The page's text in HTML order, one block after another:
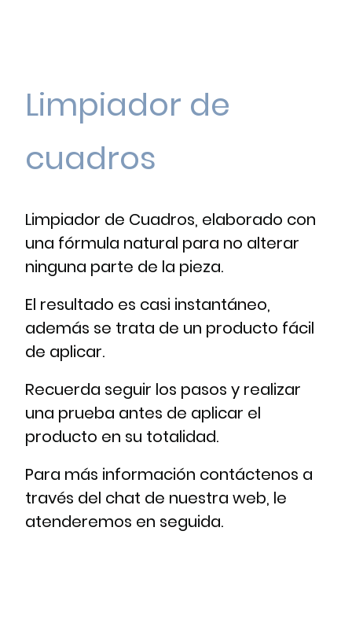
Limpiador de
cuadros
Limpiador de Cuadros, elaborado con
una fórmula natural para no alterar
ninguna parte de la pieza.
El resultado es casi instantáneo,
además se trata de un producto fácil
de aplicar.
Recuerda seguir los pasos y realizar
una prueba antes de aplicar el
producto en su totalidad.
Para más información contáctenos a
través del chat de nuestra web, le
atenderemos en seguida.